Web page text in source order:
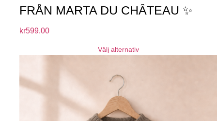
FRÅN MARTA DU CHÂTEAU ✨
kr599.00
Välj alternativ